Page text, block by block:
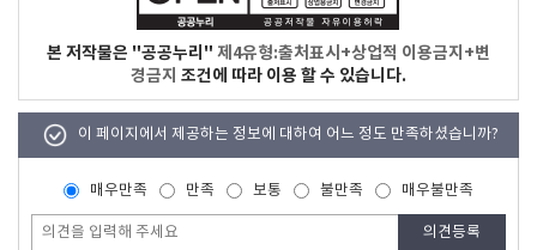
본 저작물은 "공공누리" 제4유형:출처표시+상업적 이용금지+변
경금지 조건에 따라 이용 할 수 있습니다.
이 페이지에서 제공하는 정보에 대하여 어느 정도 만족하셨습니까?
매우만족 만족 보통 불만족 매우불만족